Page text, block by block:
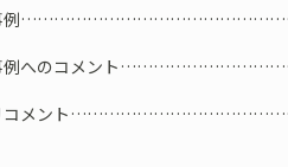
のコメント
ント